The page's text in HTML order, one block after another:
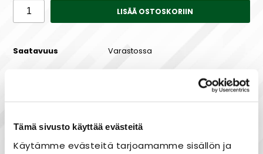
Tämä sivusto käyttää evästeitä
Käytämme evästeitä tarjoamamme sisällön ja
LISÄÄ OSTOSKORIIN
Saatavuus Varastossa
Maksa joustavasti osissa!